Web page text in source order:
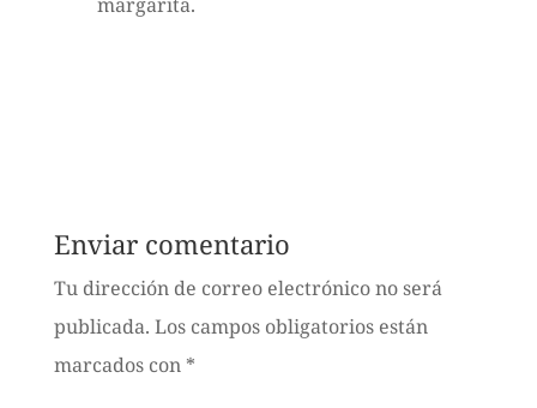
Enviar comentario
Tu dirección de correo electrónico no será
publicada. Los campos obligatorios están
marcados con *